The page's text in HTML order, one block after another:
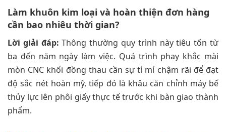
Làm khuôn kim loại và hoàn thiện đơn hàng
cần bao nhiêu thời gian?
Lời giải đáp: Thông thường quy trình này tiêu tốn từ
ba đến năm ngày làm việc. Quá trình phay khắc mài
mòn CNC khối đồng thau cần sự tỉ mỉ chậm rãi để đạt
độ sắc nét hoàn mỹ, tiếp đó là khâu căn chỉnh máy bế
thủy lực lên phôi giấy thực tế trước khi bàn giao thành
phẩm.